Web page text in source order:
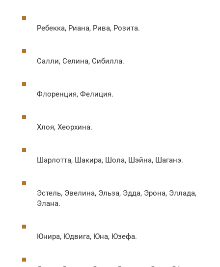
Ребекка, Риана, Рива, Розита.
Салли, Селина, Сибилла.
Флоренция, Фелиция.
Хлоя, Хеорхина.
Шарлотта, Шакира, Шола, Шэйна, Шаганэ.
Эстель, Эвелина, Эльза, Эдда, Эрона, Эллада,
Элана.
Юнира, Юдвига, Юна, Юзефа.